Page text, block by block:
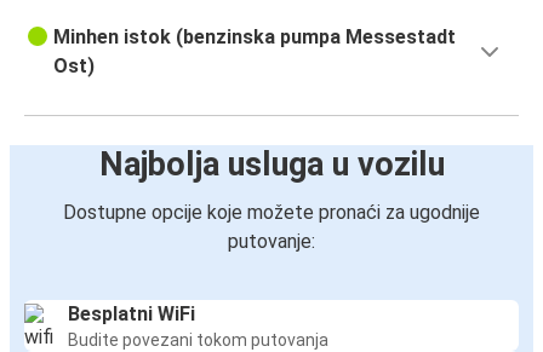
Minhen istok (benzinska pumpa Messestadt
Ost)
Najbolja usluga u vozilu
Dostupne opcije koje možete pronaći za ugodnije
putovanje:
Besplatni WiFi
Budite povezani tokom putovanja